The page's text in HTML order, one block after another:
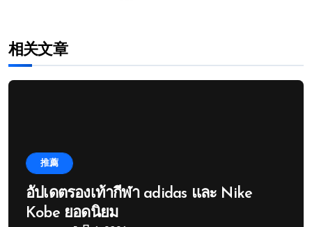
相关文章
推薦
อัปเดตรองเท้ากีฬา adidas และ Nike
Kobe ยอดนิยม